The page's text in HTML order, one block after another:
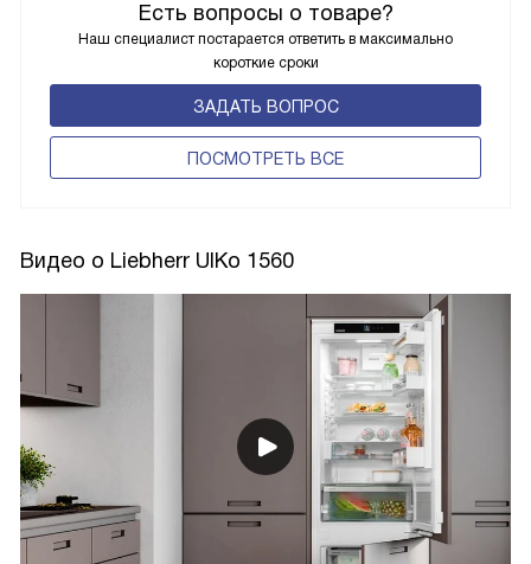
Есть вопросы о товаре?
Наш специалист постарается ответить в максимально
короткие сроки
ЗАДАТЬ ВОПРОС
ПОCМОТРЕТЬ ВСЕ
Видео о Liebherr UIKo 1560